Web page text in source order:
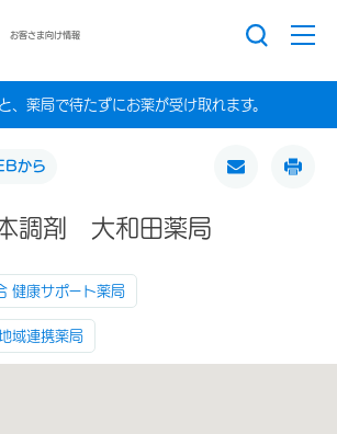
お客さま向け情報
、薬局で待たずにお薬が受け取れます。
から
調剤 大和田薬局
健康サポート薬局
域連携薬局